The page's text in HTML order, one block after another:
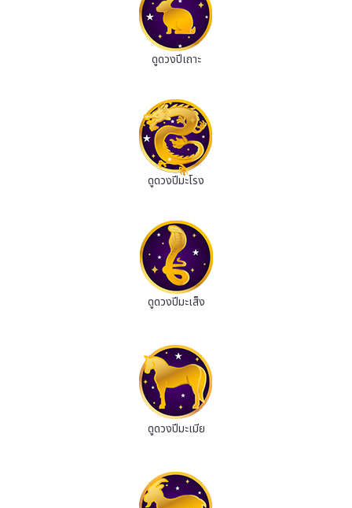
ดูดวงปีเถาะ
ดูดวงปีมะโรง
ดูดวงปีมะเส็ง
ดูดวงปีมะเมีย